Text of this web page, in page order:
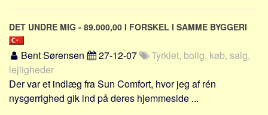
DET UNDRE MIG - 89.000,00 I FORSKEL I SAMME BYGGERI
Bent Sørensen 27-12-07
Tyrkiet, bolig, køb, salg,
lejligheder
Der var et indlæg fra Sun Comfort, hvor jeg af rén
nysgerrighed gik ind på deres hjemmeside ...